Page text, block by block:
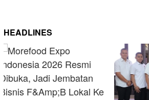
HEADLINES